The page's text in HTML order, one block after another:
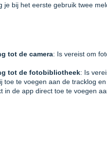
bij het eerste gebruik twee
tot de camera: Is vereist om
tot de fotobibliotheek: Is
toe te voegen aan de tracklog
in de app direct toe te voegen